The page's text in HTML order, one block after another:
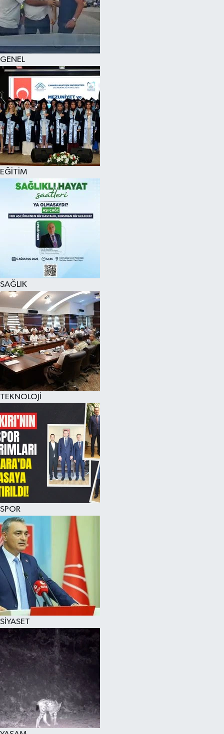
GENEL
EĞİTİM
SAĞLIK
TEKNOLOJİ
SPOR
SİYASET
KÜLTÜR SANAT
SAĞLIK
SİYASET
SPOR
TEKNOLOJİ
VİZYONDAKİLER
YAŞAM